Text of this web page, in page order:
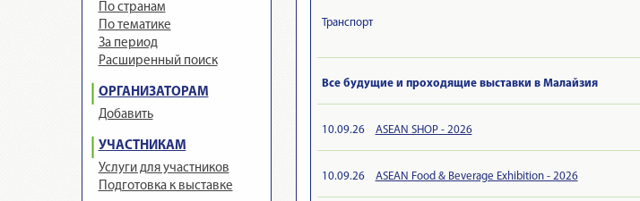
По странам
По тематике
За период
Расширенный поиск
ОРГАНИЗАТОРАМ
Добавить
УЧАСТНИКАМ
Услуги для участников
Подготовка к выставке
Транспорт
Все будущие и проходящие выставки в Малайзия
10.09.26 ASEAN SHOP - 2026
10.09.26 ASEAN Food & Beverage Exhibition - 2026